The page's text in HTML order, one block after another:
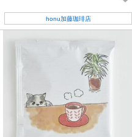
honu加藤珈琲店